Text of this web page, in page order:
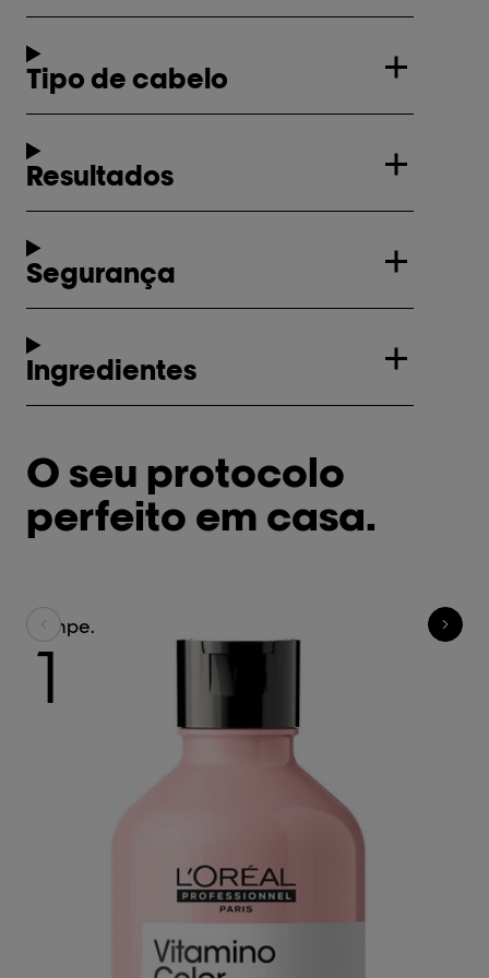
Tipo de cabelo
Resultados
Segurança
Ingredientes
O seu protocolo
perfeito em casa.
Limpe.
1